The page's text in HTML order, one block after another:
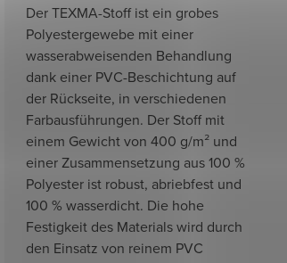
Der TEXMA-Stoff ist ein grobes
Polyestergewebe mit einer
wasserabweisenden Behandlung
dank einer PVC-Beschichtung auf
der Rückseite, in verschiedenen
Farbausführungen. Der Stoff mit
einem Gewicht von 400 g/m² und
einer Zusammensetzung aus 100 %
Polyester ist robust, abriebfest und
100 % wasserdicht. Die hohe
Festigkeit des Materials wird durch
den Einsatz von reinem PVC